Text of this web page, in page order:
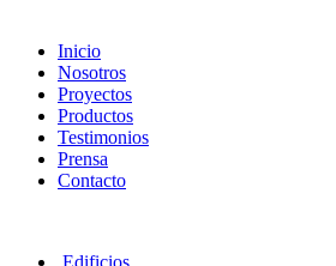
Inicio
Nosotros
Proyectos
Productos
Testimonios
Prensa
Contacto
Edificios